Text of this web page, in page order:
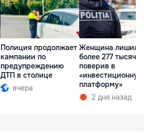
Полиция продолжает
кампании по
предупреждению
ДТП в столице
вчера
Женщина
более 277 тысяч
поверив в
«инвестиционную
платформу»
2 дня назад